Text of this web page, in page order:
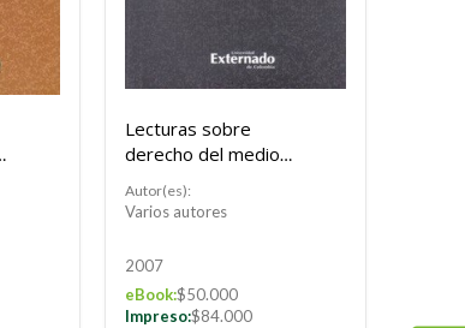
Lecturas sobre
derecho del medio
Autor(es):
Varios autores
2007
eBook:$50.000
Impreso:$84.000